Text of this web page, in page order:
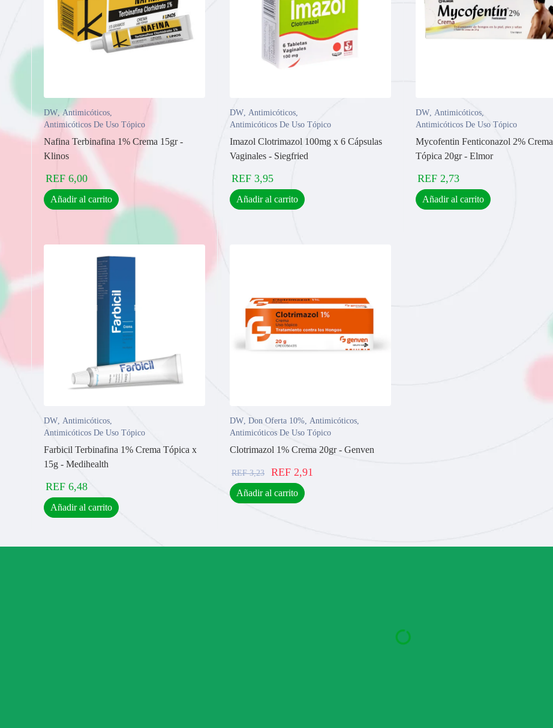
DW,Antimicóticos,
Antimicóticos De Uso Tópico
Nafina Terbinafina 1% Crema 15gr -
Klinos
REF 6,00
Añadir al carrito
DW, Antimicóticos,
Antimicóticos De Uso Tópico
Imazol Clotrimazol 100mg x 6 Cápsulas
Vaginales - Siegfried
REF 3,95
Añadir al carrito
DW, Antimicóticos,
Antimicóticos De Uso Tópico
Mycofentin Fenticonazol 2% Crema
Tópica 20gr - Elmor
REF 2,73
Añadir al carrito
DW, Antimicóticos,
Antimicóticos De Uso Tópico
Farbicil Terbinafina 1% Crema Tópica x
15g - Medihealth
REF 6,48
Añadir al carrito
DW, Don Oferta 10%, Antimicóticos,
Antimicóticos De Uso Tópico
Clotrimazol 1% Crema 20gr - Genven
REF3,23 REF 2,91
Añadir al carrito